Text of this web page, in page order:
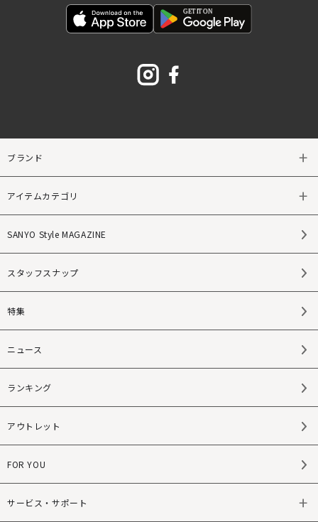
ブランド
アイテムカテゴリ
SANYO Style MAGAZINE
スタッフスナップ
特集
ニュース
ランキング
アウトレット
FOR YOU
サービス・サポート